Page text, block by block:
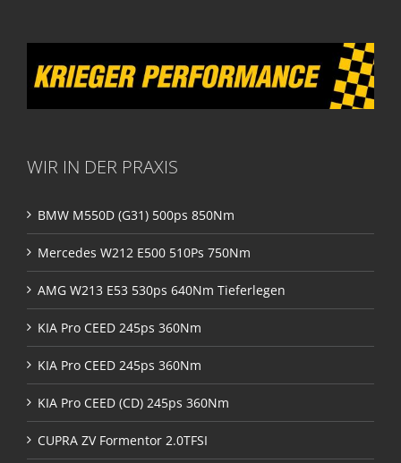
WIR IN DER PRAXIS
BMW M550D (G31) 500ps 850Nm
Mercedes W212 E500 510Ps 750Nm
AMG W213 E53 530ps 640Nm Tieferlegen
KIA Pro CEED 245ps 360Nm
KIA Pro CEED 245ps 360Nm
KIA Pro CEED (CD) 245ps 360Nm
CUPRA ZV Formentor 2.0TFSI